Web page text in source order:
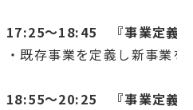
17:25～18:45 『事業定
・既存事業を定義し新事業
18:55～20:25
『事業定義